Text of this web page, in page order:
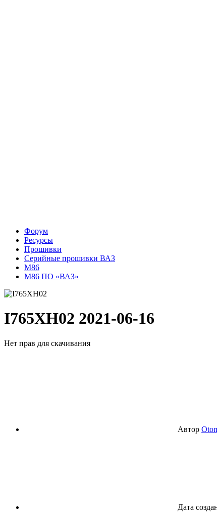
Форум
Ресурсы
Прошивки
Серийные прошивки ВАЗ
M86
М86 ПО «ВАЗ»
I765XH02 2021-06-16
Нет прав для скачивания
Автор
Дата